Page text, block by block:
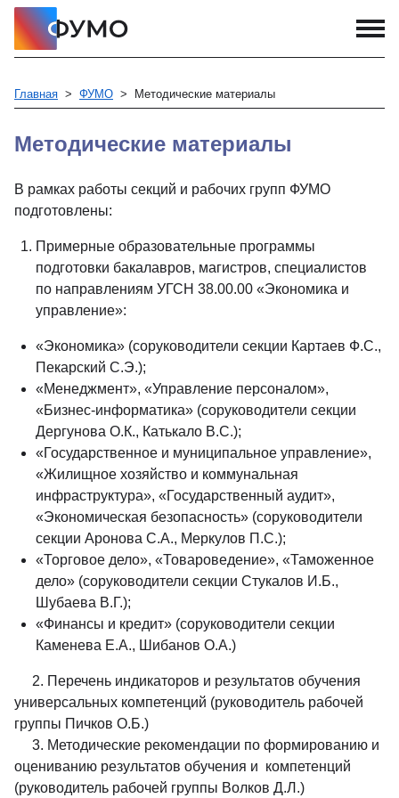
Главная ФУМО Методические материалы
Методические материалы
В рамках работы секций и рабочих групп ФУМО
подготовлены:
Примерные образовательные программы
подготовки бакалавров, магистров, специалистов
по направлениям УГСН 38.00.00 «Экономика и
управление»:
«Экономика» (соруководители секции Картаев Ф.С.,
Пекарский С.Э.);
«Менеджмент», «Управление персоналом»,
«Бизнес-информатика» (соруководители секции
Дергунова О.К., Катькало В.С.);
«Государственное и муниципальное управление»,
«Жилищное хозяйство и коммунальная
инфраструктура», «Государственный аудит»,
«Экономическая безопасность» (соруководители
секции Аронова С.А., Меркулов П.С.);
«Торговое дело», «Товароведение», «Таможенное
дело» (соруководители секции Стукалов И.Б.,
Шубаева В.Г.);
«Финансы и кредит» (соруководители секции
Каменева Е.А., Шибанов О.А.)
2. Перечень индикаторов и результатов обучения
универсальных компетенций (руководитель рабочей
группы Пичков О.Б.)
3. Методические рекомендации по формированию и
оцениванию результатов обучения и компетенций
(руководитель рабочей группы Волков Д.Л.)